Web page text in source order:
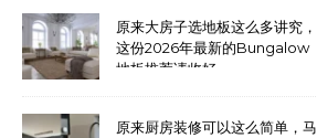
原来大房子选地板这么多讲究，
这份2026年最新的Bungalow
地板推荐请收好
原来厨房装修可以这么简单，马